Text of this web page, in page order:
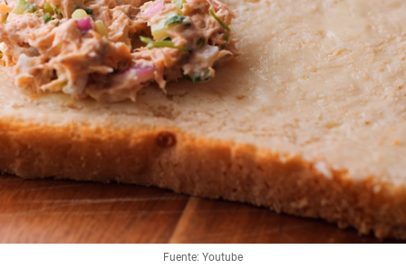
Fuente: Youtube